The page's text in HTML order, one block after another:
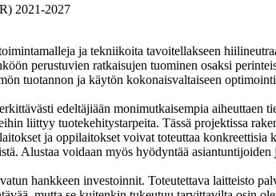
2021-2027
ja tekniikoita tavoitellakseen
perustuvien ratkaisujen tuominen osaksi
tuotannon ja käytön kokonaisvaltaiseen
edeltäjiään monimutkaisempia
liittyy tuotekehitystarpeita. Tässä projektissa
ja oppilaitokset voivat toteuttaa konkreettisia
Alustaa voidaan myös hyödyntää
hankkeen investoinnit. Toteutettava laitteisto